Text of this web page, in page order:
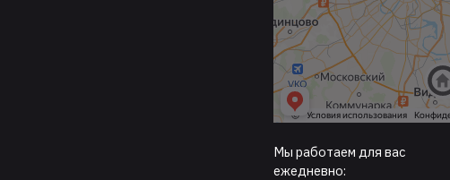
Мы работаем для вас
ежедневно: